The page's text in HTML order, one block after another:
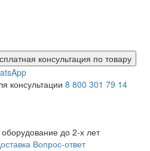
консультация по товару
консультации 8 800 301 79 14
до 2-х лет
Вопрос-ответ